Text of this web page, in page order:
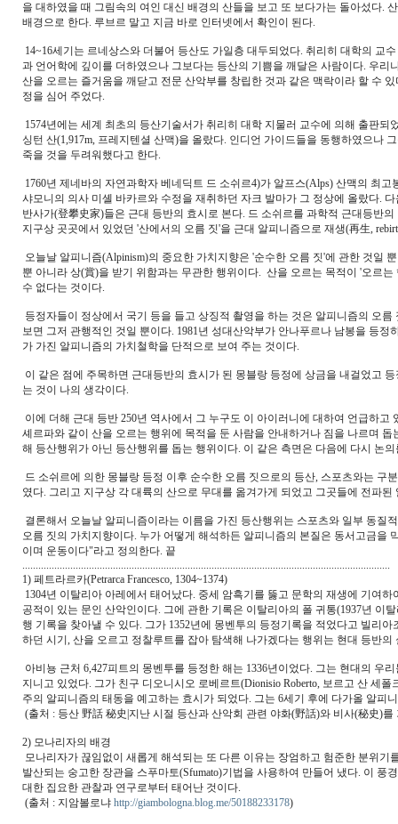
을 대하였을 때 그림속의 여인 대신 배경의 산들을 보고 또 보다가는 돌아섰다.
배경으로 한다. 루브르 말고 지금 바로 인터넷에서 확인이 된다.
14~16세기는 르네상스와 더불어 등산도 가일층 대두되었다. 취리히 대학의 교
과 언어학에 깊이를 더하였으나 그보다는 등산의 기쁨을 깨달은 사람이다. 우
산을 오르는 즐거움을 깨닫고 전문 산악부를 창립한 것과 같은 맥락이라 할 수
정을 심어 주었다.
1574년에는 세계 최초의 등산기술서가 취리히 대학 지물러 교수에 의해 출판
싱턴 산(1,917m, 프레지텐셜 산맥)을 올랐다. 인디언 가이드들을 동행하였으나
죽을 것을 두려워했다고 한다.
1760년 제네바의 자연과학자 베네딕트 드 소쉬르4)가 알프스(Alps) 산맥의 최
샤모니의 의사 미셸 바카르와 수정을 재취하던 자크 발마가 그 정상에 올랐다.
반사가(登攀史家)들은 근대 등반의 효시로 본다. 드 소쉬르를 과학적 근대등반
지구상 곳곳에서 있었던 '산에서의 오름 짓'을 근대 알피니즘으로 재생(再生,
오늘날 알피니즘(Alpinism)의 중요한 가치지향은 '순수한 오름 짓'에 관한 것일
뿐 아니라 상(賞)을 받기 위함과는 무관한 행위이다. 산을 오르는 목적이 '오르
수 없다는 것이다.
등정자들이 정상에서 국기 등을 들고 상징적 촬영을 하는 것은 알피니즘의 오
보면 그저 관행적인 것일 뿐이다. 1981년 성대산악부가 안나푸르나 남봉을 등
가 가진 알피니즘의 가치철학을 단적으로 보여 주는 것이다.
이 같은 점에 주목하면 근대등반의 효시가 된 몽블랑 등정에 상금을 내걸었고
는 것이 나의 생각이다.
이에 더해 근대 등반 250년 역사에서 그 누구도 이 아이러니에 대하여 언급하
셰르파와 같이 산을 오르는 행위에 목적을 둔 사람을 안내하거나 짐을 나르며
해 등산행위가 아닌 등산행위를 돕는 행위이다. 이 같은 측면은 다음에 다시 논
드 소쉬르에 의한 몽블랑 등정 이후 순수한 오름 짓으로의 등산, 스포츠와는
였다. 그리고 지구상 각 대륙의 산으로 무대를 옮겨가게 되었고 그곳들에 전파
결론해서 오늘날 알피니즘이라는 이름을 가진 등산행위는 스포츠와 일부 동
오름 짓의 가치지향이다. 누가 어떻게 해석하든 알피니즘의 본질은 동서고금
이며 운동이다"라고 정의한다. 끝
..........................................................................................................................................
1) 페트라르카(Petrarca Francesco, 1304~1374)
1304년 이탈리아 아레에서 태어났다. 중세 암흑기를 뚫고 문학의 재생에 기여
공적이 있는 문인 산악인이다. 그에 관한 기록은 이탈리아의 폴 귀통(1937년 이
행 기록을 찾아낼 수 있다. 그가 1352년에 몽벤투의 등정기록을 적었다고 빌리
하던 시기, 산을 오르고 정찰루트를 잡아 탐색해 나가겠다는 행위는 현대 등반의
아비뇽 근처 6,427피트의 몽벤투를 등정한 해는 1336년이었다. 그는 현대의
지니고 있었다. 그가 친구 디오니시오 로베르트(Dionisio Roberto, 보르고 산 세
주의 알피니즘의 태동을 예고하는 효시가 되었다. 그는 6세기 후에 다가올 알피
(출처 : 등산 野話 秘史|지난 시절 등산과 산악회 관련 야화(野話)와 비사(秘史)를
2) 모나리자의 배경
모나리자가 끊임없이 새롭게 해석되는 또 다른 이유는 장엄하고 험준한 분위
발산되는 숭고한 장관을 스푸마토(Sfumato)기법을 사용하여 만들어 냈다. 이
대한 집요한 관찰과 연구로부터 태어난 것이다.
(출처 : 지암볼로냐 http://giambologna.blog.me/50188233178)